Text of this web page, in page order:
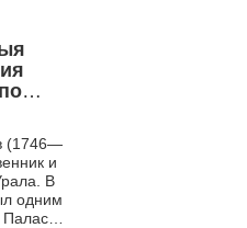
(1746—
и
В
одним